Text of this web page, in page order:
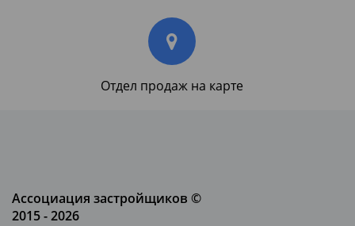
Отдел продаж на карте
Ассоциация застройщиков ©
2015 - 2026